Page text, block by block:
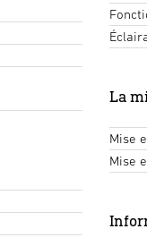
La
Mise
Mise